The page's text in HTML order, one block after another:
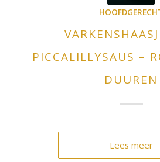
PICCALILLYSAUS –
DUUREN
Lees meer